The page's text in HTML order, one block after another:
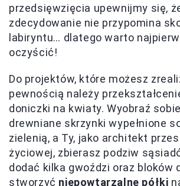
przedsięwzięcia upewnijmy się,
zdecydowanie nie przypomina
labiryntu… dlatego warto
oczyścić!
Do projektów, które możesz
pewnością należy
doniczki na kwiaty. Wyobraź
drewniane skrzynki wypełnione
zielenią, a Ty, jako architekt
życiowej, zbierasz podziw
dodać kilka gwoździ oraz bloków
stworzyć niepowtarzalne półki